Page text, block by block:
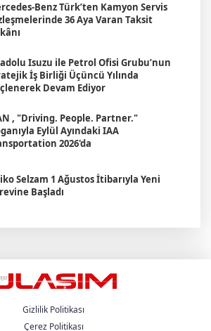
Benz Türk’ten Kamyon Servis
36 Aya Varan Taksit
Isuzu ile Petrol Ofisi Grubu’nun
İş Birliği Üçüncü Yılında
Devam Ediyor
, "Driving. People. Partner."
Eylül Ayındaki IAA
2026'da
Selzam 1 Ağustos İtibarıyla Yeni
Başladı
Genişletilmiş Yönetim Kurulu
Kayseri’de Gerçekleştirildi
Gizlilik Politikası
Çerez Politikası